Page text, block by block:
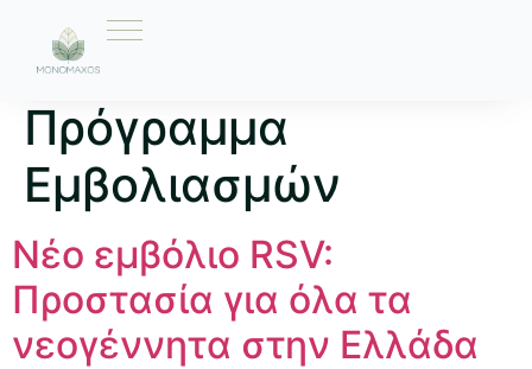
Ετικέτα:
Πρόγραμμα
Εμβολιασμών
Νέο εμβόλιο RSV:
Προστασία για όλα τα
νεογέννητα στην Ελλάδα